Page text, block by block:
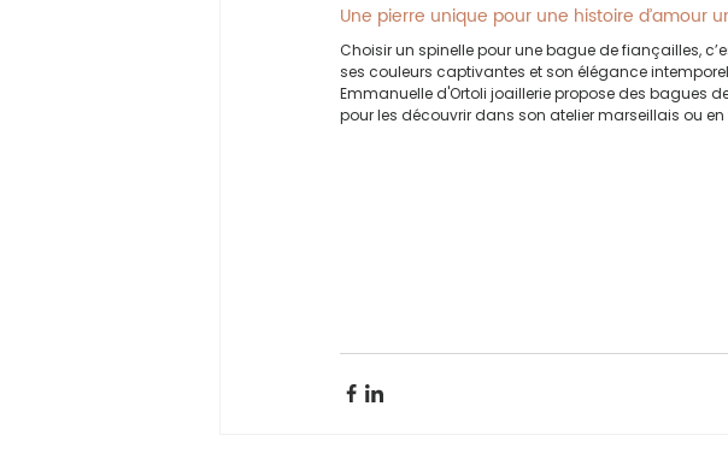
Une pierre unique pour une histoire d’amour
Choisir un spinelle pour une bague de fiançailles,
ses couleurs captivantes et son élégance
Emmanuelle d'Ortoli joaillerie propose des bagues
pour les découvrir dans son atelier marseillais ou